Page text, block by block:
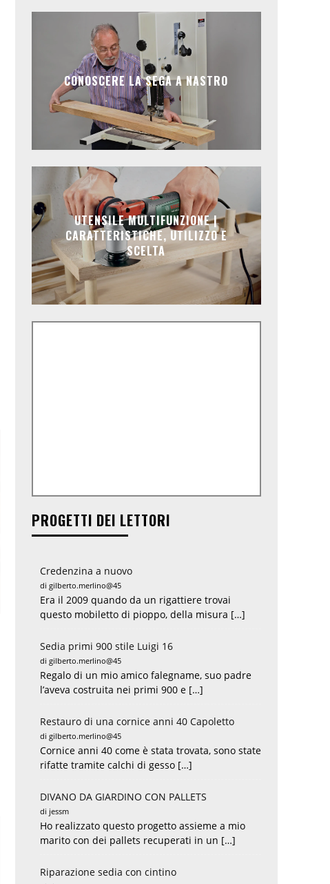
CONOSCERE LA SEGA A NASTRO
UTENSILE MULTIFUNZIONE |
CARATTERISTICHE, UTILIZZO E
SCELTA
PROGETTI DEI LETTORI
Credenzina a nuovo
di gilberto.merlino@45
Era il 2009 quando da un rigattiere trovai
questo mobiletto di pioppo, della misura […]
Sedia primi 900 stile Luigi 16
di gilberto.merlino@45
Regalo di un mio amico falegname, suo padre
l’aveva costruita nei primi 900 e […]
Restauro di una cornice anni 40 Capoletto
di gilberto.merlino@45
Cornice anni 40 come è stata trovata, sono state
rifatte tramite calchi di gesso […]
DIVANO DA GIARDINO CON PALLETS
di jessm
Ho realizzato questo progetto assieme a mio
marito con dei pallets recuperati in un […]
Riparazione sedia con cintino